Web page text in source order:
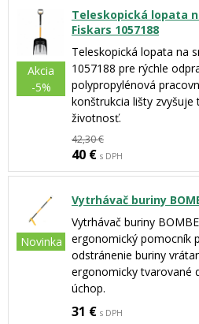
Akcia
-5%
Teleskopická lopata
Fiskars 1057188
Teleskopická lopata na
1057188 pre rýchle
polypropylénová
konštrukcia lišty zvyšuje
životnosť.
42,30 €
40 € s DPH
Novinka
Vytrhávač buriny
Vytrhávač buriny
ergonomický pomocník
odstránenie buriny
ergonomicky tvarované
úchop.
31 € s DPH